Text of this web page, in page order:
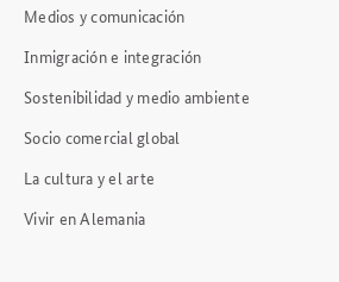
Medios y comunicación
Inmigración e integración
Sostenibilidad y medio ambiente
Socio comercial global
La cultura y el arte
Vivir en Alemania